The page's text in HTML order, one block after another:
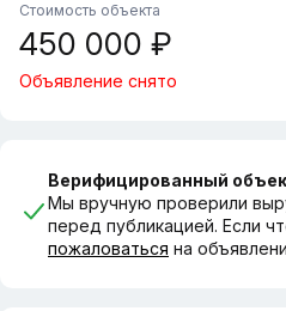
- % от выдачи: 3,5 %
- Рейтинг: 5.0.
💡 Идеально для:
▪ Того, кто хочет работать
старта.
📞 Свяжитесь с нами, чтобы
Стоимость объекта
450 000 ₽
Объявление снято
Верифицированный
Мы вручную проверили
перед публикацией. Если
пожаловаться на